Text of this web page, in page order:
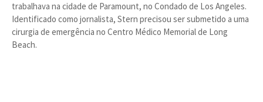
trabalhava na cidade de Paramount, no Condado de Los Angeles.
Identificado como jornalista, Stern precisou ser submetido a uma
cirurgia de emergência no Centro Médico Memorial de Long
Beach.